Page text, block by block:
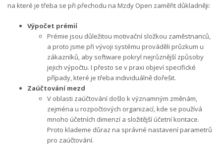
na které je třeba se při přechodu na Mzdy Open zaměřit důkladněji:
Výpočet prémií
Prémie jsou důležitou motivační složkou zaměstnanců,
a proto jsme při vývoji systému prováděli průzkum u
zákazníků, aby software pokryl nejrůznější způsoby
jejich výpočtu. I přesto se v praxi objeví specifické
případy, které je třeba individuálně dořešit.
Zaúčtování mezd
V oblasti zaúčtování došlo k významným změnám,
zejména u rozpočtových organizací, kde se používá
mnoho účetních dimenzí a složitější účetní kontace.
Proto klademe důraz na správné nastavení parametrů
pro zaúčtování.